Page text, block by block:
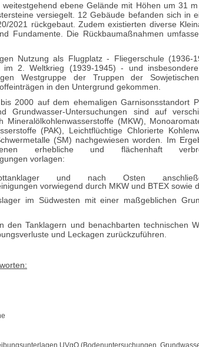
ebene Gelände mit Höhen um 31
versiegelt. 12 Gebäude befanden sich in
2021 rückgebaut. Zudem existierten diverse
Fundamente. Die Rückbaumaßnahmen
Nutzung als Flugplatz - Fliegerschule (1936-
im 2. Weltkrieg (1939-1945) - und
Westgruppe der Truppen der
in den Untergrund gekommen.
2000 auf dem ehemaligen Garnisonsstandort
Grundwasser-Untersuchungen sind auf
Mineralölkohlenwasserstoffe (MKW),
(PAK), Leichtflüchtige Chlorierte
(SM) nachgewiesen worden. Im
erhebliche und flächenhaft
vorlagen:
und nach Osten
vorwiegend durch MKW und BTEX sowie
im Südwesten mit einer maßgeblichen
den Tanklagern und benachbarten technischen
und Leckagen zurückzuführen.
UVgO (Bodenuntersuchungen,